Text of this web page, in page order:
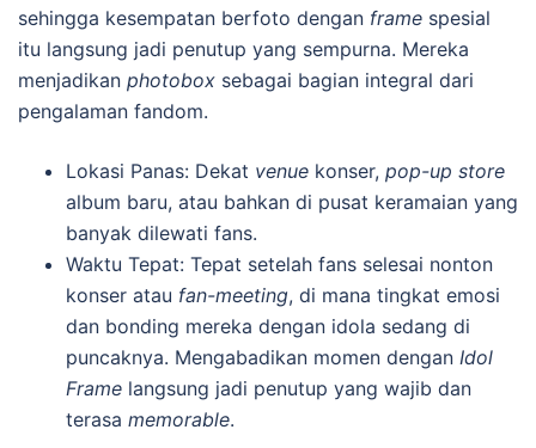
sehingga kesempatan berfoto dengan frame spesial
itu langsung jadi penutup yang sempurna. Mereka
menjadikan photobox sebagai bagian integral dari
pengalaman fandom.
Lokasi Panas: Dekat venue konser, pop-up store
album baru, atau bahkan di pusat keramaian yang
banyak dilewati fans.
Waktu Tepat: Tepat setelah fans selesai nonton
konser atau fan-meeting, di mana tingkat emosi
dan bonding mereka dengan idola sedang di
puncaknya. Mengabadikan momen dengan Idol
Frame langsung jadi penutup yang wajib dan
terasa memorable.